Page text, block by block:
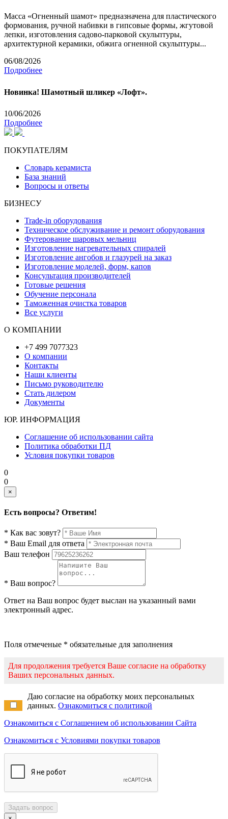
Масса «Огненный шамот» предназначена для пластического
формования, ручной набивки в гипсовые формы, жгутовой
лепки, изготовления садово-парковой скульптуры,
архитектурной керамики, обжига огненной скульптуры...
06/08/2026
Подробнее
Новинка! Шамотный шликер «Лофт».
10/06/2026
Подробнее
ПОКУПАТЕЛЯМ
Словарь керамиста
База знаний
Вопросы и ответы
БИЗНЕСУ
Trade-in оборудования
Техническое обслуживание и ремонт оборудования
Футерование шаровых мельниц
Изготовление нагревательных спиралей
Изготовление ангобов и глазурей на заказ
Изготовление моделей, форм, капов
Консультация производителей
Готовые решения
Обучение персонала
Таможенная очистка товаров
Все услуги
О КОМПАНИИ
+7 499 7077323
О компании
Контакты
Наши клиенты
Письмо руководителю
Стать дилером
Документы
ЮР. ИНФОРМАЦИЯ
Соглашение об использовании сайта
Политика обработки ПД
Условия покупки товаров
0
0
×
Есть вопросы? Ответим!
* Как вас зовут?
* Ваш Email для ответа
Ваш телефон
* Ваш вопрос?
Ответ на Ваш вопрос будет выслан на указанный вами
электронный адрес.
Поля отмеченые * обязательные для заполнения
Для продолжения требуется Ваше согласие на обработку
Ваших персональных данных.
Даю согласие на обработку моих персональных
данных. Ознакомиться с политикой
Ознакомиться с Соглашением об использовании Сайта
Ознакомиться с Условиями покупки товаров
Задать вопрос